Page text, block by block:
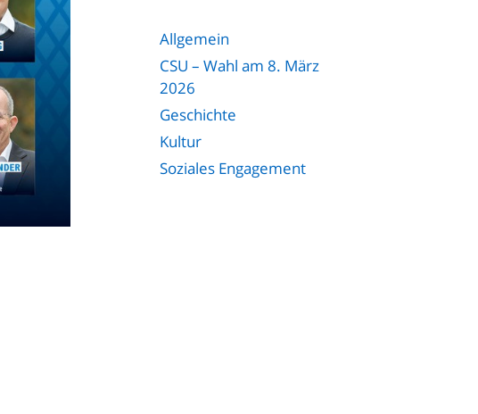
Allgemein
CSU – Wahl am 8. März
2026
Geschichte
Kultur
Soziales Engagement